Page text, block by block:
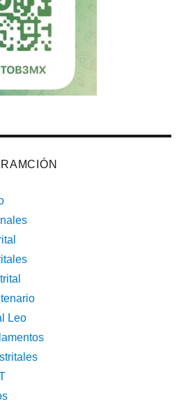
de Gabinete (25-26)
de Gabinete 2025-26
Leo